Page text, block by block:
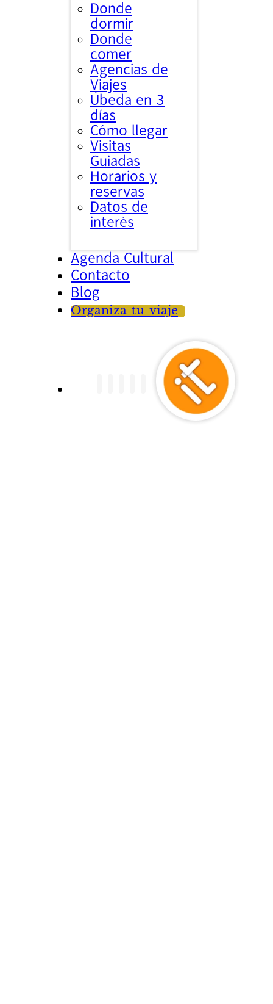
Donde
dormir
Donde
comer
Agencias de
Viajes
Úbeda en 3
días
Cómo llegar
Visitas
Guiadas
Horarios y
reservas
Datos de
interés
Agenda Cultural
Contacto
Blog
Organiza tu viaje